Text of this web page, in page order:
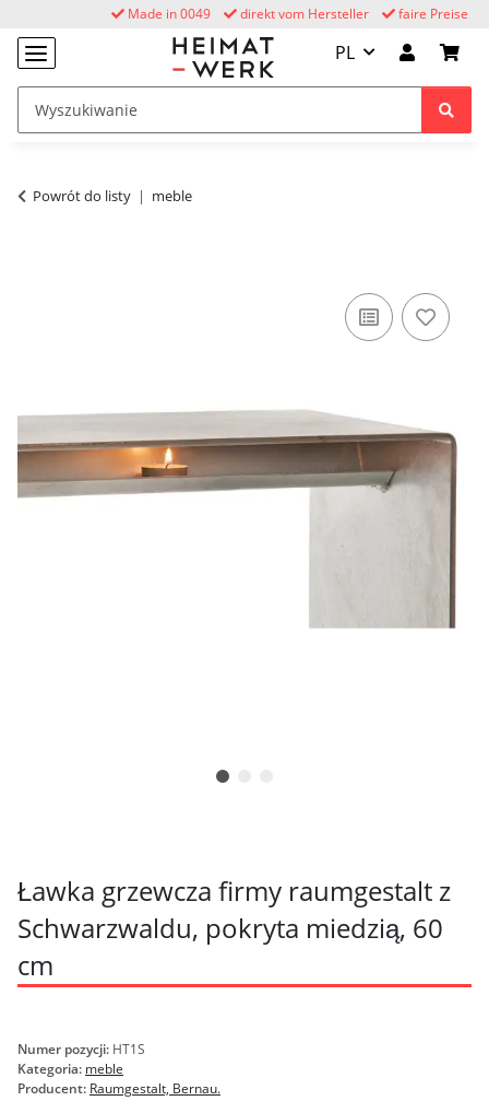
faire Preise
direkt vom Hersteller
Made in 0049
PL
Powrót do listy meble
Ławka grzewcza firmy raumgestalt z
Schwarzwaldu, pokryta miedzią, 60
cm
Numer pozycji: HT1S
Kategoria: meble
Producent: Raumgestalt, Bernau.